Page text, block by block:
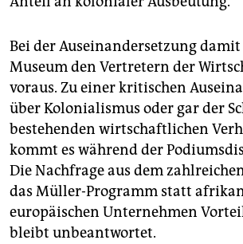
Bei der Auseinandersetzung damit
Museum den Vertretern der
voraus. Zu einer kritischen
über Kolonialismus oder gar der
bestehenden wirtschaftlichen
kommt es während der
Die Nachfrage aus dem
das Müller-Programm statt
europäischen Unternehmen
bleibt unbeantwortet.